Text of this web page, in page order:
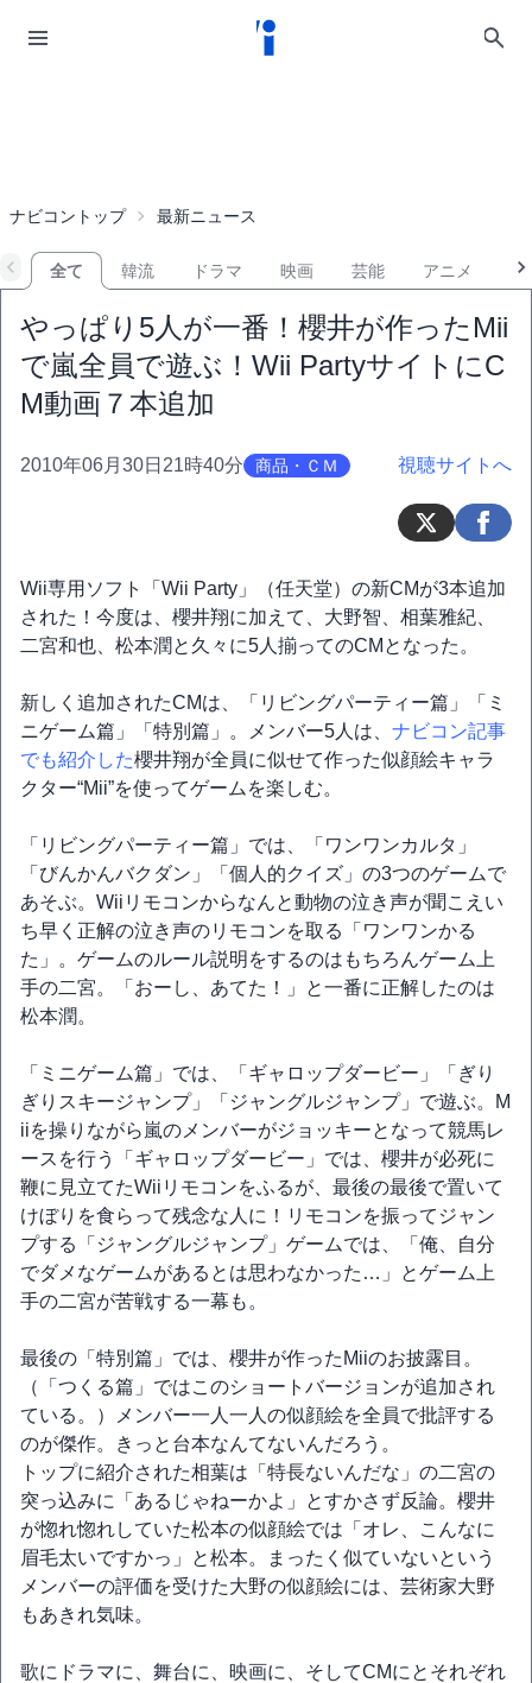
ナビコントップ 最新ニュース
全て 韓流 ドラマ 映画 芸能 アニメ
やっぱり5人が一番！櫻井が作ったMii
で嵐全員で遊ぶ！Wii PartyサイトにC
M動画７本追加
2010年06月30日21時40分 商品・ＣＭ 視聴サイトへ
Wii専用ソフト「Wii Party」（任天堂）の新CMが3本追加
された！今度は、櫻井翔に加えて、大野智、相葉雅紀、
二宮和也、松本潤と久々に5人揃ってのCMとなった。
新しく追加されたCMは、「リビングパーティー篇」「ミ
ニゲーム篇」「特別篇」。メンバー5人は、 ナビコン記事
でも紹介した櫻井翔が全員に似せて作った似顔絵キャラ
クター“Mii”を使ってゲームを楽しむ。
「リビングパーティー篇」では、「ワンワンカルタ」
「びんかんバクダン」「個人的クイズ」の3つのゲームで
あそぶ。Wiiリモコンからなんと動物の泣き声が聞こえい
ち早く正解の泣き声のリモコンを取る「ワンワンかる
た」。ゲームのルール説明をするのはもちろんゲーム上
手の二宮。「おーし、あてた！」と一番に正解したのは
松本潤。
「ミニゲーム篇」では、「ギャロップダービー」「ぎり
ぎりスキージャンプ」「ジャングルジャンプ」で遊ぶ。M
iiを操りながら嵐のメンバーがジョッキーとなって競馬レ
ースを行う「ギャロップダービー」では、櫻井が必死に
鞭に見立てたWiiリモコンをふるが、最後の最後で置いて
けぼりを食らって残念な人に！リモコンを振ってジャン
プする「ジャングルジャンプ」ゲームでは、「俺、自分
でダメなゲームがあるとは思わなかった…」とゲーム上
手の二宮が苦戦する一幕も。
最後の「特別篇」では、櫻井が作ったMiiのお披露目。
（「つくる篇」ではこのショートバージョンが追加され
ている。）メンバー一人一人の似顔絵を全員で批評する
のが傑作。きっと台本なんてないんだろう。
トップに紹介された相葉は「特長ないんだな」の二宮の
突っ込みに「あるじゃねーかよ」とすかさず反論。櫻井
が惚れ惚れしていた松本の似顔絵では「オレ、こんなに
眉毛太いですかっ」と松本。まったく似ていないという
メンバーの評価を受けた大野の似顔絵には、芸術家大野
もあきれ気味。
歌にドラマに、舞台に、映画に、そしてCMにとそれぞれ